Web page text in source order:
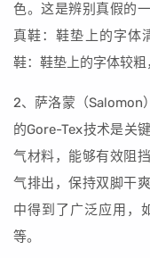
色。这是辨别真假的
真鞋：鞋垫上的字体
鞋：鞋垫上的字体较粗
2、萨洛蒙（Salomon
的Gore-Tex技术是关
气材料，能够有效阻
气排出，保持双脚干
中得到了广泛应用，
等。